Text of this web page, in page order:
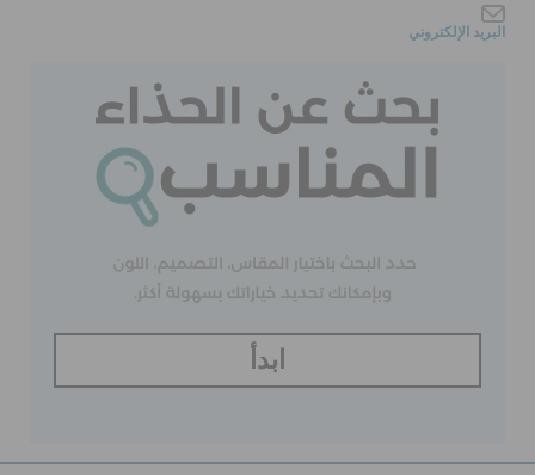
الحقائب
تسجيل الدخول / اشتراك
البريد الإلكتروني
ابدأ